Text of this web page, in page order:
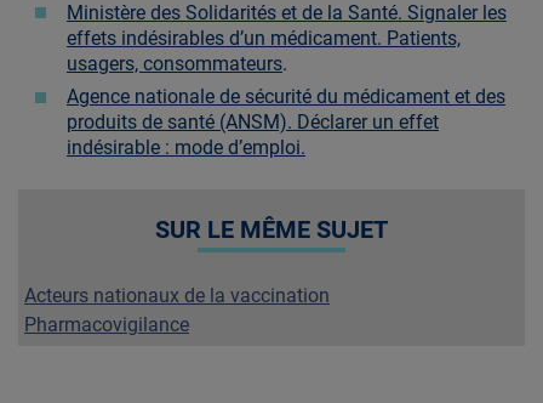
Ministère des Solidarités et de la Santé. Signaler les
effets indésirables d’un médicament. Patients,
usagers, consommateurs.
Agence nationale de sécurité du médicament et des
produits de santé (ANSM). Déclarer un effet
indésirable : mode d’emploi.
SUR LE MÊME SUJET
Acteurs nationaux de la vaccination
Pharmacovigilance